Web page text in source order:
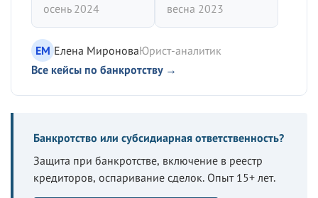
осень 2024
весна 2023
ЕМ Елена МироноваЮрист-аналитик
Все кейсы по банкротству →
Банкротство или субсидиарная ответственность?
Защита при банкротстве, включение в реестр
кредиторов, оспаривание сделок. Опыт 15+ лет.